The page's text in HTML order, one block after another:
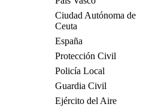
Ciudad Autónoma de
Ceuta
España
Protección Civil
Policía Local
Guardia Civil
Ejército del Aire